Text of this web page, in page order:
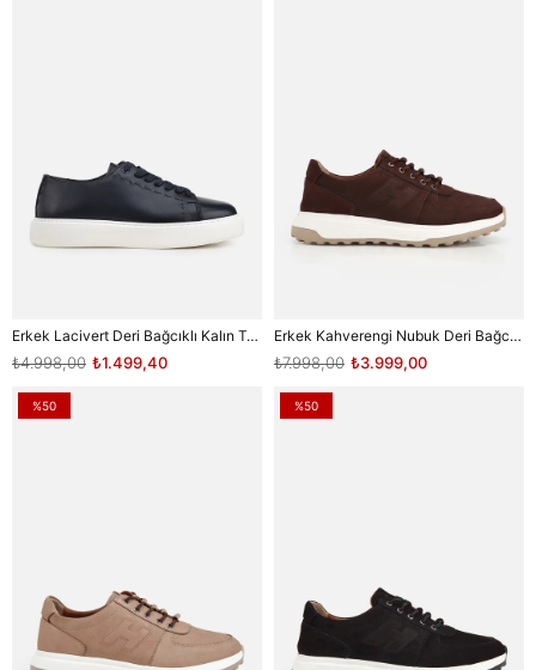
Erkek Lacivert Deri Bağcıklı Kalın Tabanlı Günlük Sneaker
₺1.499,40
₺4.998,00
Erkek Kahverengi Nubuk Deri Bağcık Detaylı Sneaker
₺3.999,00
₺7.998,00
%50 %50